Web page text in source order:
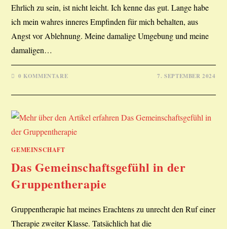
Ehrlich zu sein, ist nicht leicht. Ich kenne das gut. Lange habe
ich mein wahres inneres Empfinden für mich behalten, aus
Angst vor Ablehnung. Meine damalige Umgebung und meine
damaligen…
0 KOMMENTARE 7. SEPTEMBER 2024
GEMEINSCHAFT
Das Gemeinschaftsgefühl in der
Gruppentherapie
Gruppentherapie hat meines Erachtens zu unrecht den Ruf einer
Therapie zweiter Klasse. Tatsächlich hat die